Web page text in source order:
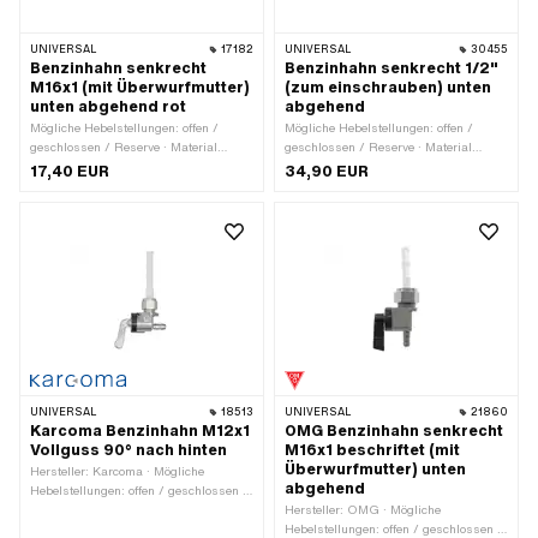
UNIVERSAL 17182
Benzinhahn senkrecht
M16x1 (mit Überwurfmutter)
unten abgehend rot
Mögliche Hebelstellungen: offen /
geschlossen / Reserve · Material
Hebel: Kunststoff · Filterart:
Kunststoffnetz · Ø
Einbaurichtung: senkrecht / vertikal ·
Gewindeart: MF16x1 (Feingewinde) ·
Höhe Reservestand: 45 mm
17,40 EUR
UNIVERSAL 30455
Benzinhahn senkrecht 1/2"
(zum einschrauben) unten
abgehend
Mögliche Hebelstellungen: offen /
geschlossen / Reserve · Material
Hebel: Metall · Filterart: Gitter ·
Einbaurichtung: senkrecht / vertikal ·
Gewindeart: 1/2" · Befestigungsart:
einschrauben (Gewinde)
34,90 EUR
UNIVERSAL 18513
Karcoma Benzinhahn M12x1
Vollguss 90° nach hinten
Hersteller: Karcoma · Mögliche
Hebelstellungen: offen / geschlossen /
UNIVERSAL 21860
OMG Benzinhahn senkrecht
M16x1 beschriftet (mit
Überwurfmutter) unten
abgehend
Hersteller: OMG · Mögliche
Hebelstellungen: offen / geschlossen /